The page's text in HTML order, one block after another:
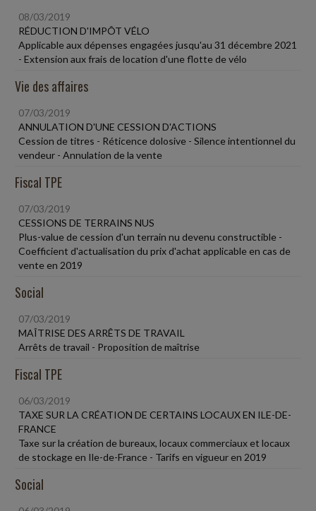
08/03/2019
RÉDUCTION D'IMPÔT VÉLO
Applicable aux dépenses engagées jusqu'au 31 décembre 2021
- Extension aux frais de location d'une flotte de vélo
Vie des affaires
07/03/2019
ANNULATION D'UNE CESSION D'ACTIONS
Cession de titres - Réticence dolosive - Silence intentionnel du
vendeur - Annulation de la vente
Fiscal TPE
07/03/2019
CESSIONS DE TERRAINS NUS
Plus-value de cession d'un terrain nu devenu constructible -
Coefficient d'actualisation du prix d'achat applicable en cas de
vente en 2019
Social
07/03/2019
MAÎTRISE DES ARRÊTS DE TRAVAIL
Arrêts de travail - Proposition de maîtrise
Fiscal TPE
06/03/2019
TAXE SUR LA CRÉATION DE CERTAINS LOCAUX EN ILE-DE-
FRANCE
Taxe sur la création de bureaux, locaux commerciaux et locaux
de stockage en Ile-de-France - Tarifs en vigueur en 2019
Social